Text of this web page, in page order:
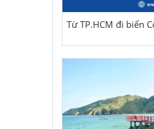
Từ TP.HCM đi biển